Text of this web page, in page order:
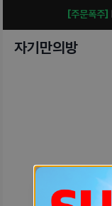
[주문폭주]
자기만의방